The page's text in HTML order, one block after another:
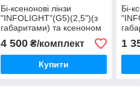
Бі-ксенонові лінзи
"INFOLIGHT"(G5)(2,5")(з
габаритами) та ксеноном
(H1)(+50%)(5000K)(35W)
(12V)
4 500₴/комплект
Купити
Бі-
1